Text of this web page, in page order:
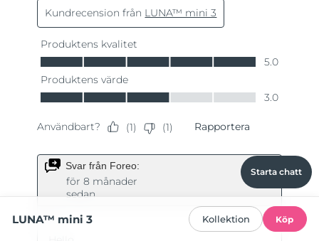
Starta chatt
LUNA™ mini 3 Kollektion Köp